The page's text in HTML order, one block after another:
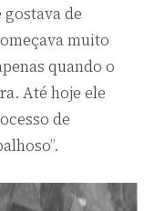
gostava de
muito
quando o
Até hoje ele
de